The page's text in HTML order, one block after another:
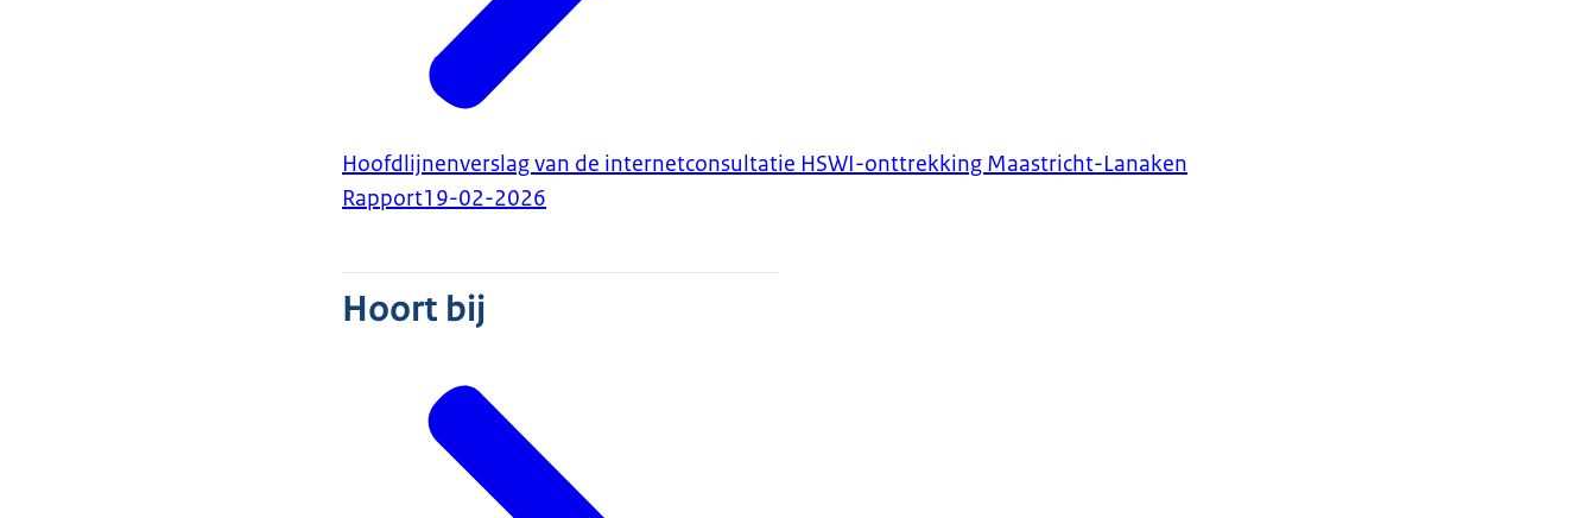
Hoofdlijnenverslag van de internetconsultatie HSWI-onttrekking Maastricht-Lanaken
Rapport19-02-2026
Hoort bij